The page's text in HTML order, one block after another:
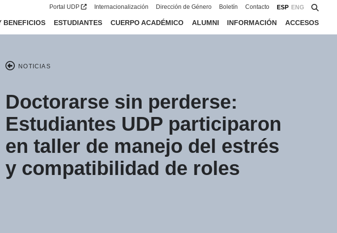
Portal UDP Internacionalización Dirección de Género Boletín Contacto ESP ENG
BENEFICIOS ESTUDIANTES CUERPO ACADÉMICO ALUMNI INFORMACIÓN ACCESOS
NOTICIAS
Doctorarse sin perderse:
Estudiantes UDP participaron
en taller de manejo del estrés
y compatibilidad de roles